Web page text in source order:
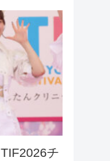
チ